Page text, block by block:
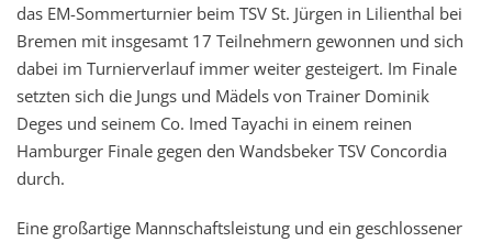
das EM-Sommerturnier beim TSV St. Jürgen in Lilienthal bei
Bremen mit insgesamt 17 Teilnehmern gewonnen und sich
dabei im Turnierverlauf immer weiter gesteigert. Im Finale
setzten sich die Jungs und Mädels von Trainer Dominik
Deges und seinem Co. Imed Tayachi in einem reinen
Hamburger Finale gegen den Wandsbeker TSV Concordia
durch.
Eine großartige Mannschaftsleistung und ein geschlossener